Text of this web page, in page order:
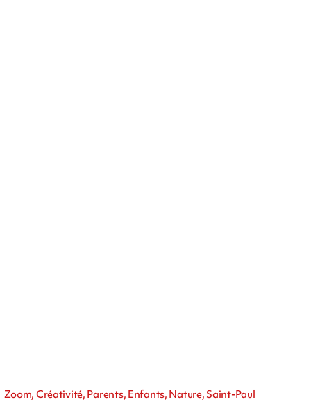
Zoom, Créativité, Parents, Enfants, Nature, Saint-Paul